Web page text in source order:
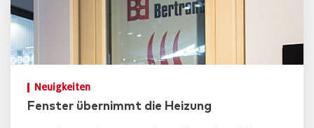
Neuigkeiten
Fenster übernimmt die Heizung